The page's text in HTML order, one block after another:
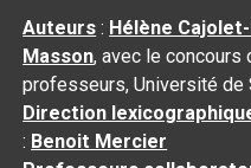
Auteurs : Hélène
Masson, avec le concours
professeurs, Université de
Direction
: Benoit Mercier